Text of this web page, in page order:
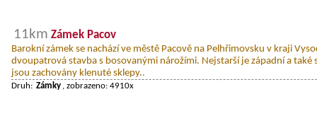
11km Zámek Pacov
Barokní zámek se nachází ve městě Pacově na Pelhřimovsku v kraji
dvoupatrová stavba s bosovanými nárožími. Nejstarší je západní a také
jsou zachovány klenuté sklepy..
Druh: Zámky , zobrazeno: 4910x